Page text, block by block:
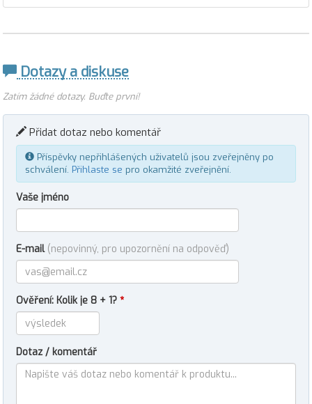
Dotazy a diskuse
Zatím žádné dotazy. Buďte první!
Přidat dotaz nebo komentář
Příspěvky nepřihlášených uživatelů jsou zveřejněny po
schválení. Přihlaste se pro okamžité zveřejnění.
Vaše jméno
E-mail (nepovinný, pro upozornění na odpověď)
Ověření: Kolik je 8 + 1? *
Dotaz / komentář